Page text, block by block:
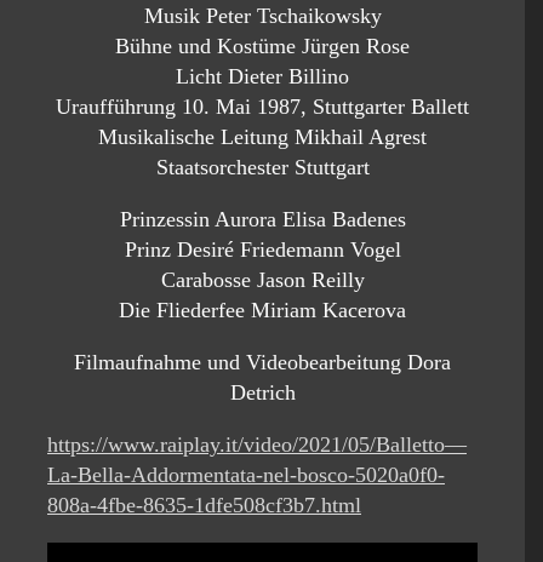
Musik Peter Tschaikowsky
Bühne und Kostüme Jürgen Rose
Licht Dieter Billino
Uraufführung 10. Mai 1987, Stuttgarter Ballett
Musikalische Leitung Mikhail Agrest
Staatsorchester Stuttgart
Prinzessin Aurora Elisa Badenes
Prinz Desiré Friedemann Vogel
Carabosse Jason Reilly
Die Fliederfee Miriam Kacerova
Filmaufnahme und Videobearbeitung Dora
Detrich
https://www.raiplay.it/video/2021/05/Balletto—
La-Bella-Addormentata-nel-bosco-5020a0f0-
808a-4fbe-8635-1dfe508cf3b7.html